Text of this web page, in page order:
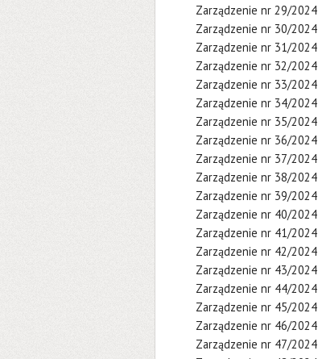
Zarządzenie nr 29/2024
Zarządzenie nr 30/2024
Zarządzenie nr 31/2024
Zarządzenie nr 32/2024
Zarządzenie nr 33/2024
Zarządzenie nr 34/2024
Zarządzenie nr 35/2024
Zarządzenie nr 36/2024
Zarządzenie nr 37/2024
Zarządzenie nr 38/2024
Zarządzenie nr 39/2024
Zarządzenie nr 40/2024
Zarządzenie nr 41/2024
Zarządzenie nr 42/2024
Zarządzenie nr 43/2024
Zarządzenie nr 44/2024
Zarządzenie nr 45/2024
Zarządzenie nr 46/2024
Zarządzenie nr 47/2024